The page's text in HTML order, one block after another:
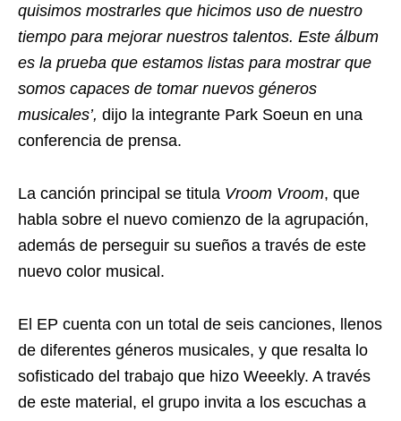
quisimos mostrarles que hicimos uso de nuestro
tiempo para mejorar nuestros talentos. Este álbum
es la prueba que estamos listas para mostrar que
somos capaces de tomar nuevos géneros
musicales’, dijo la integrante Park Soeun en una
conferencia de prensa.
La canción principal se titula Vroom Vroom, que
habla sobre el nuevo comienzo de la agrupación,
además de perseguir su sueños a través de este
nuevo color musical.
El EP cuenta con un total de seis canciones, llenos
de diferentes géneros musicales, y que resalta lo
sofisticado del trabajo que hizo Weeekly. A través
de este material, el grupo invita a los escuchas a